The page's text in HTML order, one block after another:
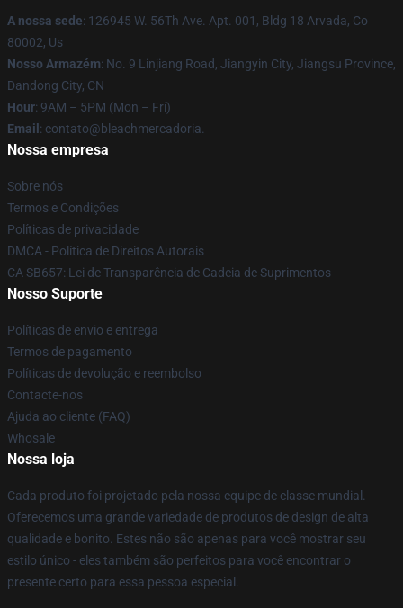
A nossa sede: 126945 W. 56Th Ave. Apt. 001, Bldg 18 Arvada, Co
80002, Us
Nosso Armazém: No. 9 Linjiang Road, Jiangyin City, Jiangsu Province,
Dandong City, CN
Hour: 9AM – 5PM (Mon – Fri)
Email : contato@bleachmercadoria.
Nossa empresa
Sobre nós
Termos e Condições
Políticas de privacidade
DMCA - Política de Direitos Autorais
CA SB657: Lei de Transparência de Cadeia de Suprimentos
Nosso Suporte
Políticas de envio e entrega
Termos de pagamento
Políticas de devolução e reembolso
Contacte-nos
Ajuda ao cliente (FAQ)
Whosale
Nossa loja
Cada produto foi projetado pela nossa equipe de classe mundial.
Oferecemos uma grande variedade de produtos de design de alta
qualidade e bonito. Estes não são apenas para você mostrar seu
estilo único - eles também são perfeitos para você encontrar o
presente certo para essa pessoa especial.